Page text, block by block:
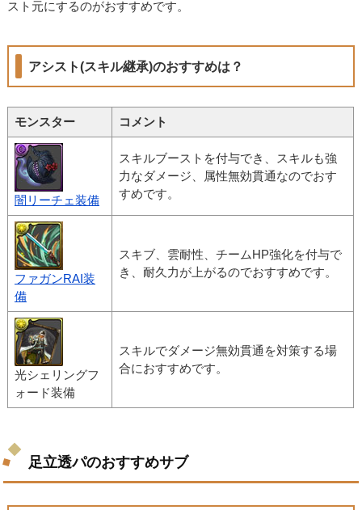
スト元にするのがおすすめです。
アシスト(スキル継承)のおすすめは？
モンスター コメント
闇リーチェ装備
スキルブーストを付与でき、スキルも強
力なダメージ、属性無効貫通なのでおす
すめです。
ファガンRAI装
備
スキブ、雲耐性、チームHP強化を付与で
き、耐久力が上がるのでおすすめです。
光シェリングフ
ォード装備
スキルでダメージ無効貫通を対策する場
合におすすめです。
足立透パのおすすめサブ